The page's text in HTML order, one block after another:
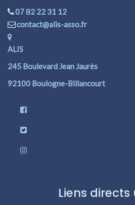
07 82 22 31 12
contact@alis-asso.fr
ALIS
245 Boulevard Jean Jaurès
92100 Boulogne-Billancourt
Liens directs